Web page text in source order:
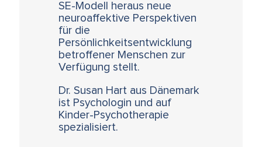
SE-Modell heraus neue
neuroaffektive Perspektiven
für die
Persönlichkeitsentwicklung
betroffener Menschen zur
Verfügung stellt.
Dr. Susan Hart aus Dänemark
ist Psychologin und auf
Kinder-Psychotherapie
spezialisiert.